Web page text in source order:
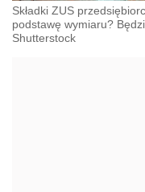
Składki ZUS
podstawę wymiaru?
Shutterstock